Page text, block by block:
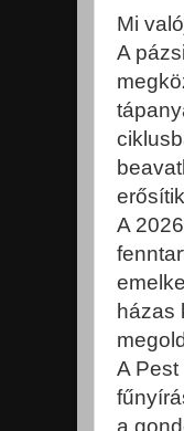
Mi
A
A
házas
A
a